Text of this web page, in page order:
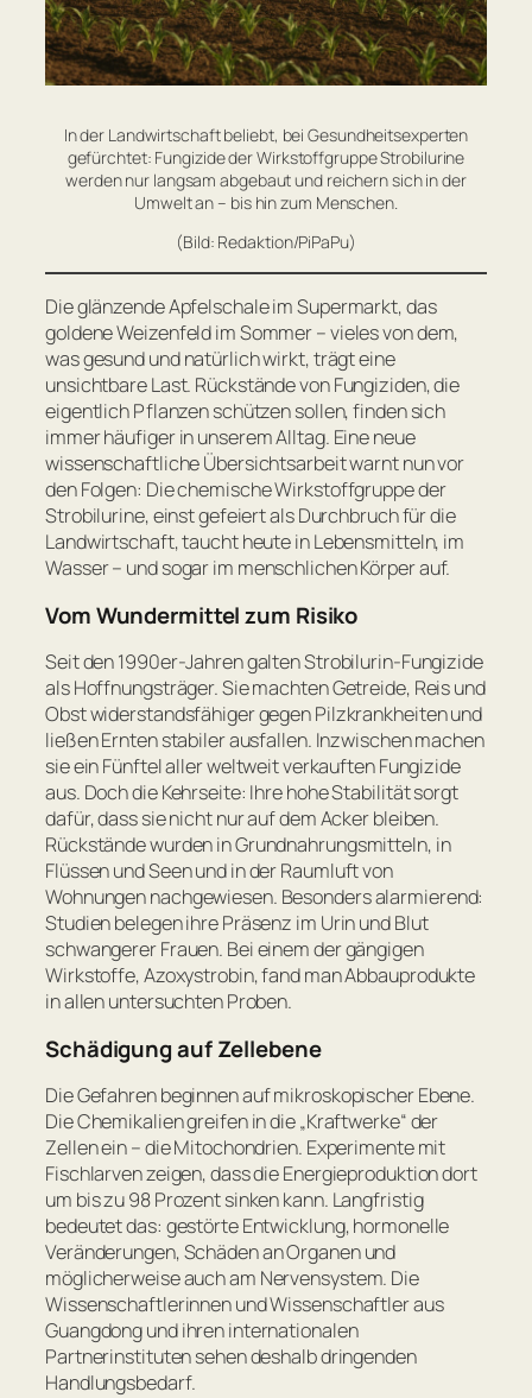
In der Landwirtschaft beliebt, bei Gesundheitsexperten
gefürchtet: Fungizide der Wirkstoffgruppe Strobilurine
werden nur langsam abgebaut und reichern sich in der
Umwelt an – bis hin zum Menschen.
(Bild: Redaktion/PiPaPu)
Die glänzende Apfelschale im Supermarkt, das
goldene Weizenfeld im Sommer – vieles von dem,
was gesund und natürlich wirkt, trägt eine
unsichtbare Last. Rückstände von Fungiziden, die
eigentlich Pflanzen schützen sollen, finden sich
immer häufiger in unserem Alltag. Eine neue
wissenschaftliche Übersichtsarbeit warnt nun vor
den Folgen: Die chemische Wirkstoffgruppe der
Strobilurine, einst gefeiert als Durchbruch für die
Landwirtschaft, taucht heute in Lebensmitteln, im
Wasser – und sogar im menschlichen Körper auf.
Vom Wundermittel zum Risiko
Seit den 1990er-Jahren galten Strobilurin-Fungizide
als Hoffnungsträger. Sie machten Getreide, Reis und
Obst widerstandsfähiger gegen Pilzkrankheiten und
ließen Ernten stabiler ausfallen. Inzwischen machen
sie ein Fünftel aller weltweit verkauften Fungizide
aus. Doch die Kehrseite: Ihre hohe Stabilität sorgt
dafür, dass sie nicht nur auf dem Acker bleiben.
Rückstände wurden in Grundnahrungsmitteln, in
Flüssen und Seen und in der Raumluft von
Wohnungen nachgewiesen. Besonders alarmierend:
Studien belegen ihre Präsenz im Urin und Blut
schwangerer Frauen. Bei einem der gängigen
Wirkstoffe, Azoxystrobin, fand man Abbauprodukte
in allen untersuchten Proben.
Schädigung auf Zellebene
Die Gefahren beginnen auf mikroskopischer Ebene.
Die Chemikalien greifen in die „Kraftwerke“ der
Zellen ein – die Mitochondrien. Experimente mit
Fischlarven zeigen, dass die Energieproduktion dort
um bis zu 98 Prozent sinken kann. Langfristig
bedeutet das: gestörte Entwicklung, hormonelle
Veränderungen, Schäden an Organen und
möglicherweise auch am Nervensystem. Die
Wissenschaftlerinnen und Wissenschaftler aus
Guangdong und ihren internationalen
Partnerinstituten sehen deshalb dringenden
Handlungsbedarf.